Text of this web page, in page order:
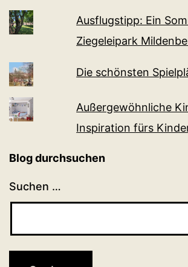
Ausflugstipp: Ein
Ziegeleipark
Die schönsten
Außergewöhnliche
Inspiration fürs
Blog durchsuchen
Suchen …